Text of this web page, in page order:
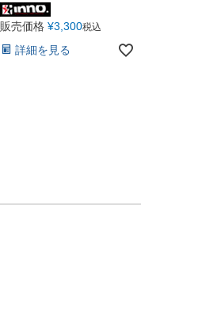
販売価格 ¥3,300税込
詳細を見る